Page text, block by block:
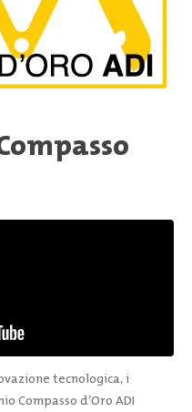
tecnologica, i
Compasso d’Oro ADI